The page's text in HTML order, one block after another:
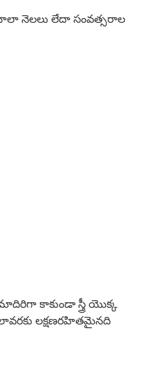
చాలా నెలలు లేదా సంవత్సరాల
కాకుండా స్త్రీ యొక్క
లక్షణరహితమైనది